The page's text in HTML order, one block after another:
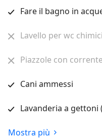
Fare il bagno in
Lavello per wc chimici
Piazzole con
Cani ammessi
Lavanderia a gettoni
Mostra più